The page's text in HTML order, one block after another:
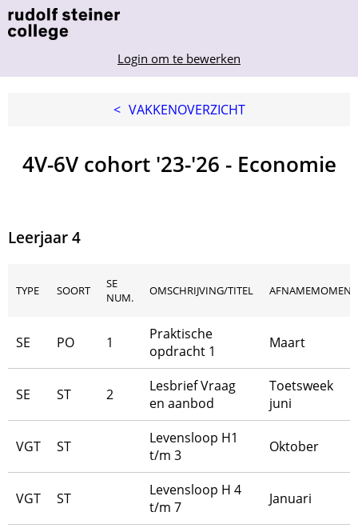
Login om te bewerken
< VAKKENOVERZICHT
4V-6V cohort '23-'26 - Economie
Leerjaar 4
TYPE SOORT
SE
NUM.
OMSCHRIJVING/TITEL AFNAMEMOMENT
SE PO 1
Praktische
opdracht 1
Maart
SE ST 2
Lesbrief Vraag
en aanbod
Toetsweek
juni
VGT ST
Levensloop H1
t/m 3
Oktober
VGT ST
Levensloop H 4
t/m 7
Januari